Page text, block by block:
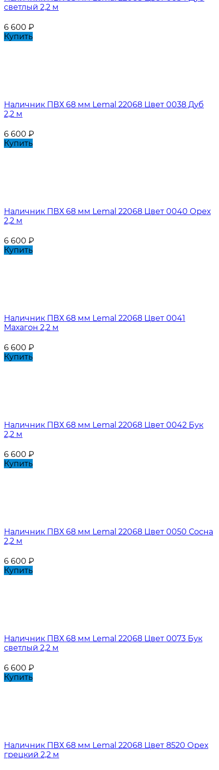
светлый 2,2 м
6 600 ₽
Купить
Наличник ПВХ 68 мм Lemal 22068 Цвет 0038 Дуб
2,2 м
6 600 ₽
Купить
Наличник ПВХ 68 мм Lemal 22068 Цвет 0040 Орех
2,2 м
6 600 ₽
Купить
Наличник ПВХ 68 мм Lemal 22068 Цвет 0041
Махагон 2,2 м
6 600 ₽
Купить
Наличник ПВХ 68 мм Lemal 22068 Цвет 0042 Бук
2,2 м
6 600 ₽
Купить
Наличник ПВХ 68 мм Lemal 22068 Цвет 0050 Сосна
2,2 м
6 600 ₽
Купить
Наличник ПВХ 68 мм Lemal 22068 Цвет 0073 Бук
светлый 2,2 м
6 600 ₽
Купить
Наличник ПВХ 68 мм Lemal 22068 Цвет 8520 Орех
грецкий 2,2 м